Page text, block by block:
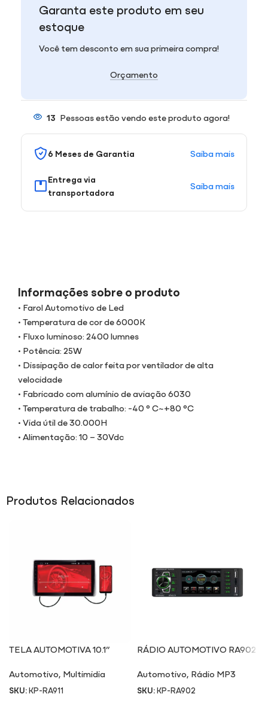
Garanta este produto em seu
estoque
Você tem desconto em sua primeira compra!
Orçamento
13 Pessoas estão vendo este produto agora!
6 Meses de Garantia Saiba mais
Entrega via
transportadora
Saiba mais
Informações sobre o produto
• Farol Automotivo de Led
• Temperatura de cor de 6000K
• Fluxo luminoso: 2400 lumnes
• Potência: 25W
• Dissipação de calor feita por ventilador de alta
velocidade
• Fabricado com alumínio de aviação 6030
• Temperatura de trabalho: -40 ° C~+80 °C
• Vida útil de 30.000H
• Alimentação: 10 – 30Vdc
Produtos Relacionados
TELA AUTOMOTIVA 10.1”
Automotivo, Multimidia
SKU:KP-RA911
RÁDIO AUTOMOTIVO RA902
Automotivo, Rádio MP3
SKU:KP-RA902